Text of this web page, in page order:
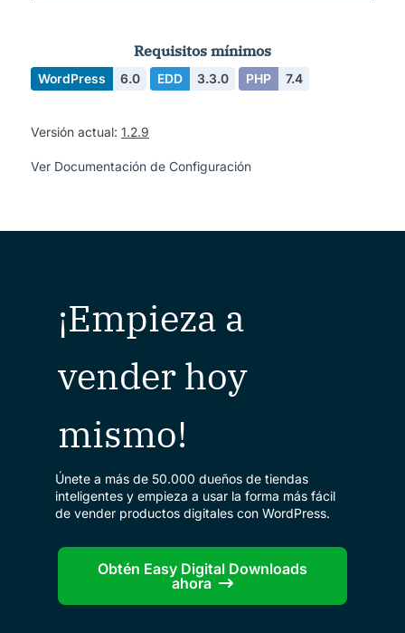
Requisitos mínimos
WordPress 6.0 EDD 3.3.0 PHP 7.4
Versión actual: 1.2.9
Ver Documentación de Configuración
¡Empieza a
vender hoy
mismo!
Únete a más de 50.000 dueños de tiendas
inteligentes y empieza a usar la forma más fácil
de vender productos digitales con WordPress.
Obtén Easy Digital Downloads
ahora